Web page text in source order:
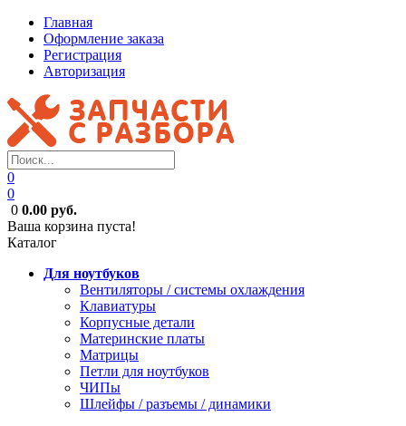
Главная
Оформление заказа
Регистрация
Авторизация
0
0
0 0.00 руб.
Ваша корзина пуста!
Каталог
Для ноутбуков
Вентиляторы / системы охлаждения
Клавиатуры
Корпусные детали
Материнские платы
Матрицы
Петли для ноутбуков
ЧИПы
Шлейфы / разъемы / динамики